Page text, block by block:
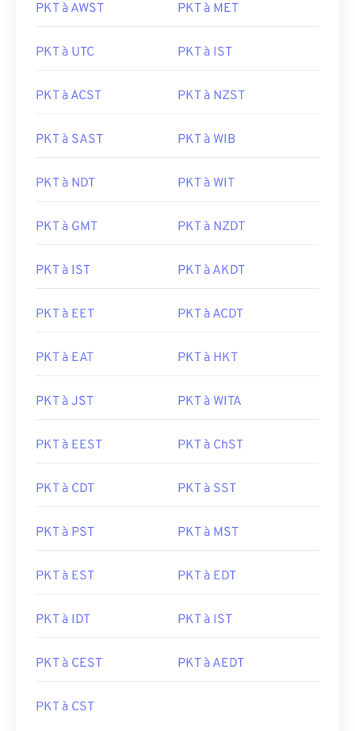
PKT à AWST PKT à MET
PKT à UTC PKT à IST
PKT à ACST PKT à NZST
PKT à SAST PKT à WIB
PKT à NDT PKT à WIT
PKT à GMT PKT à NZDT
PKT à IST PKT à AKDT
PKT à EET PKT à ACDT
PKT à EAT PKT à HKT
PKT à JST PKT à WITA
PKT à EEST PKT à ChST
PKT à CDT PKT à SST
PKT à PST PKT à MST
PKT à EST PKT à EDT
PKT à IDT PKT à IST
PKT à CEST PKT à AEDT
PKT à CST